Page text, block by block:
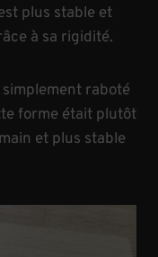
plus stable et
à sa rigidité.
raboté
forme était plutôt
et plus stable